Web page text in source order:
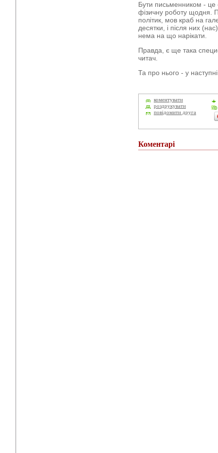
Бути письменником - це
фізичну роботу щодня.
політик, мов краб на
десятки, і після них
нема на що нарікати.
Правда, є ще така
читач.
Та про нього - у
коментувати
роздрукувати
повідомити друга
Коментарі